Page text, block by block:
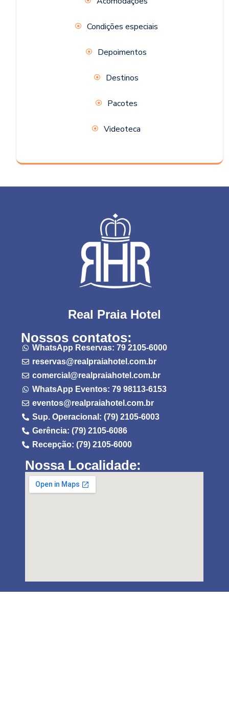
Condições especiais
Depoimentos
Destinos
Pacotes
Videoteca
Real Praia Hotel
Nossos contatos:
WhatsApp Reservas: 79 2105-6000
reservas@realpraiahotel.com.br
comercial@realpraiahotel.com.br
WhatsApp Eventos: 79 98113-6153
eventos@realpraiahotel.com.br
Sup. Operacional: (79) 2105-6003
Gerência: (79) 2105-6086
Recepção: (79) 2105-6000
Nossa Localidade: